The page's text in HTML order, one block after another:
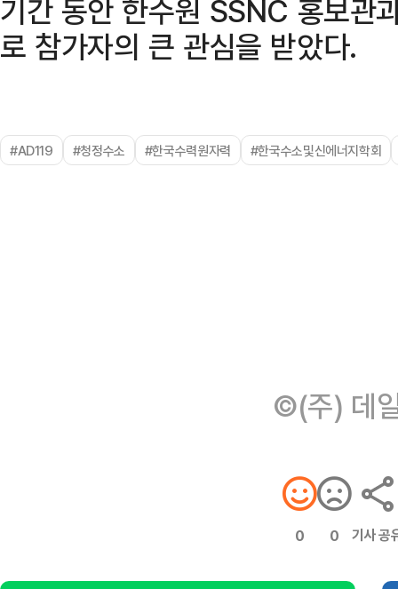
기간 동안 한수원 SSNC 홍보관
로 참가자의 큰 관심을 받았다.
#AD119 #청정수소 #한국수력원자력 #한국수소및신에너지학회
©(주) 데
0 0 기사 공